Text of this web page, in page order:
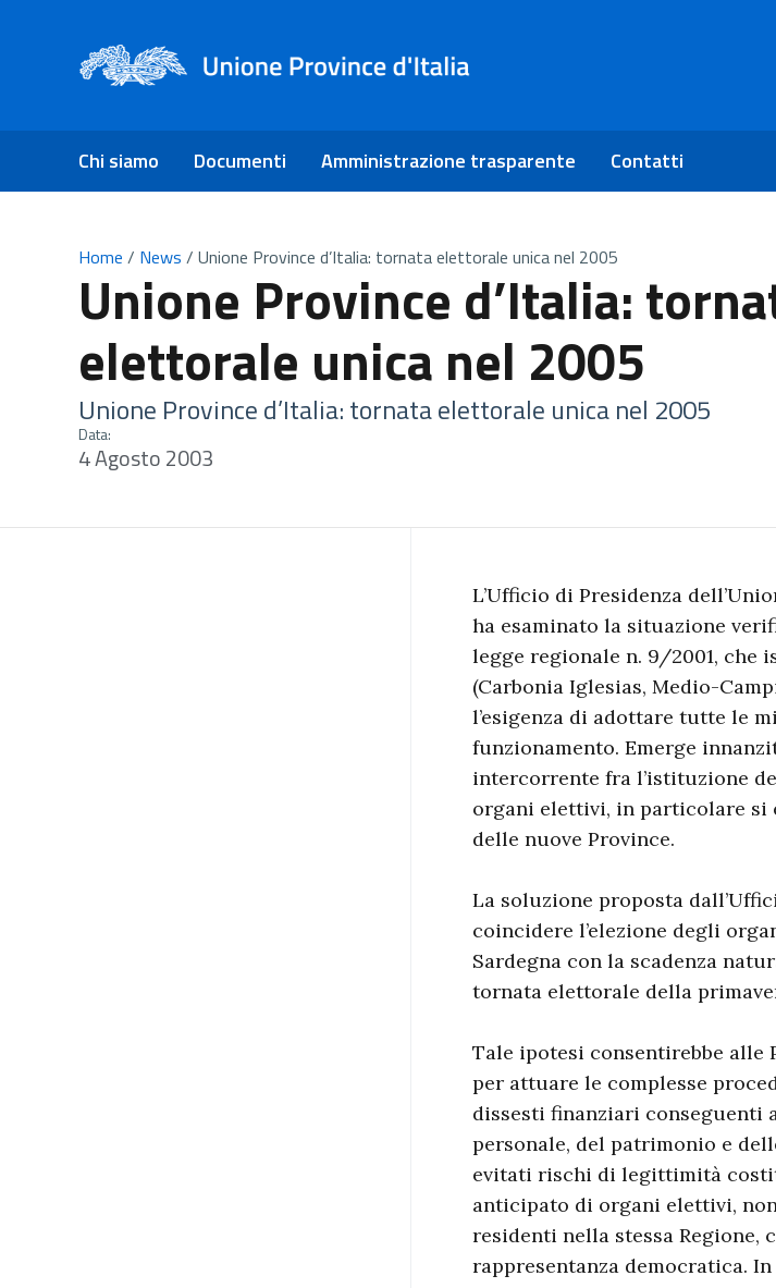
Chi siamo Documenti Amministrazione trasparente Contatti
Home / News / Unione Province d’Italia: tornata elettorale unica nel 2005
Unione Province d’Italia:
elettorale unica nel 2005
Unione Province d’Italia: tornata elettorale unica nel 2005
Data:
4 Agosto 2003
L’Ufficio di Presidenza
ha esaminato la situazione
legge regionale n. 9/2001, che
(Carbonia Iglesias, Medio-
l’esigenza di adottare tutte le
funzionamento. Emerge
intercorrente fra l’istituzione
organi elettivi, in particolare si
delle nuove Province.
La soluzione proposta
coincidere l’elezione degli
Sardegna con la scadenza
tornata elettorale della
Tale ipotesi consentirebbe alle
per attuare le complesse
dissesti finanziari conseguenti
personale, del patrimonio e
evitati rischi di legittimità
anticipato di organi elettivi,
residenti nella stessa
rappresentanza democratica.